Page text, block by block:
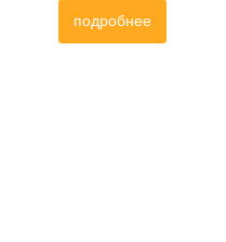
подробнее